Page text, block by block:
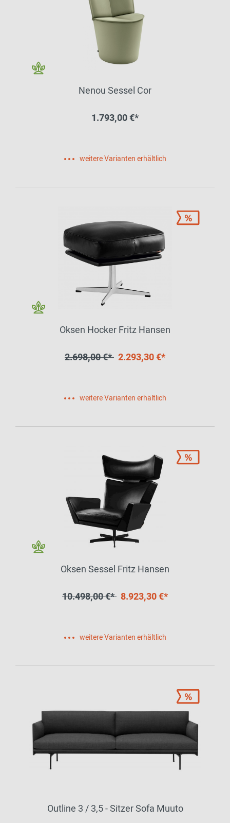
Nenou Sessel Cor
1.793,00 €*
weitere Varianten erhältlich
Oksen Hocker Fritz Hansen
2.698,00 €* 2.293,30 €*
weitere Varianten erhältlich
Oksen Sessel Fritz Hansen
10.498,00 €* 8.923,30 €*
weitere Varianten erhältlich
Outline 3 / 3,5 - Sitzer Sofa Muuto